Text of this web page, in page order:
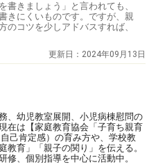
書きましょう」と言われても、
きにくいものです。ですが、親
のコツを少しアドバスすれば、
更新日： 2024年09月13日
、幼児教室展開、小児病棟慰問の
在は【家庭教育協会「子育ち親育
己肯定感）の育み方や、学校教
教育」「親子の関り」を伝える。
修、個別指導を中心に活動中。